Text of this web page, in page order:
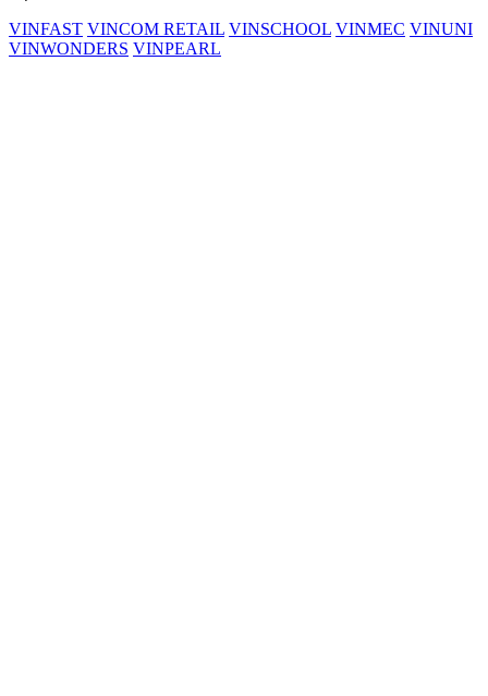
VINFAST VINCOM RETAIL VINSCHOOL VINMEC VINUNI
VINWONDERS VINPEARL